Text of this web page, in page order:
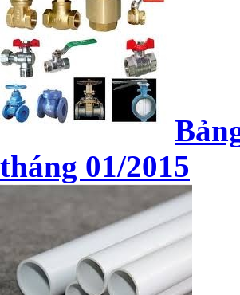
tháng 01/2015